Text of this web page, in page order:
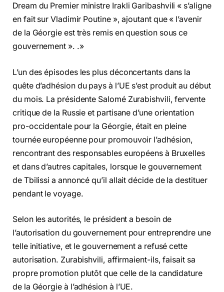
Dream du Premier ministre Irakli Garibashvili « s’aligne
en fait sur Vladimir Poutine », ajoutant que « l’avenir
de la Géorgie est très remis en question sous ce
gouvernement ». .»
L’un des épisodes les plus déconcertants dans la
quête d’adhésion du pays à l’UE s’est produit au début
du mois. La présidente Salomé Zurabishvili, fervente
critique de la Russie et partisane d’une orientation
pro-occidentale pour la Géorgie, était en pleine
tournée européenne pour promouvoir l’adhésion,
rencontrant des responsables européens à Bruxelles
et dans d’autres capitales, lorsque le gouvernement
de Tbilissi a annoncé qu’il allait décide de la destituer
pendant le voyage.
Selon les autorités, le président a besoin de
l’autorisation du gouvernement pour entreprendre une
telle initiative, et le gouvernement a refusé cette
autorisation. Zurabishvili, affirmaient-ils, faisait sa
propre promotion plutôt que celle de la candidature
de la Géorgie à l’adhésion à l’UE.